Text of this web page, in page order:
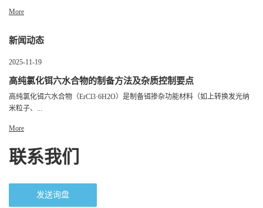
More
新闻动态
2025-11-19
高纯氯化铒六水合物的制备方法及杂质控制要点
高纯氯化铒六水合物（ErCl3·6H2O）是制备铒掺杂功能材料（如上转换发光纳
米粒子、...
More
联系我们
发送询盘